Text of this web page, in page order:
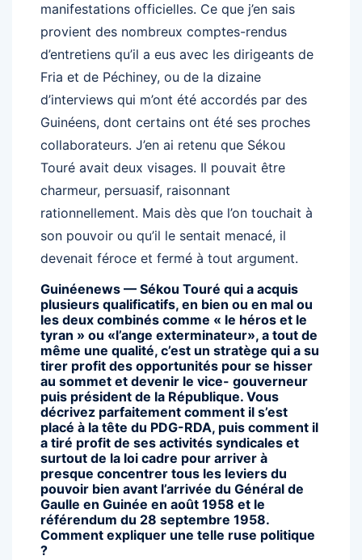
manifestations officielles. Ce que j’en sais
provient des nombreux comptes-rendus
d’entretiens qu’il a eus avec les dirigeants de
Fria et de Péchiney, ou de la dizaine
d’interviews qui m’ont été accordés par des
Guinéens, dont certains ont été ses proches
collaborateurs. J’en ai retenu que Sékou
Touré avait deux visages. Il pouvait être
charmeur, persuasif, raisonnant
rationnellement. Mais dès que l’on touchait à
son pouvoir ou qu’il le sentait menacé, il
devenait féroce et fermé à tout argument.
Guinéenews — Sékou Touré qui a acquis
plusieurs qualificatifs, en bien ou en mal ou
les deux combinés comme « le héros et le
tyran » ou «l’ange exterminateur», a tout de
même une qualité, c’est un stratège qui a su
tirer profit des opportunités pour se hisser
au sommet et devenir le vice- gouverneur
puis président de la République. Vous
décrivez parfaitement comment il s’est
placé à la tête du PDG-RDA, puis comment il
a tiré profit de ses activités syndicales et
surtout de la loi cadre pour arriver à
presque concentrer tous les leviers du
pouvoir bien avant l’arrivée du Général de
Gaulle en Guinée en août 1958 et le
référendum du 28 septembre 1958.
Comment expliquer une telle ruse politique
?